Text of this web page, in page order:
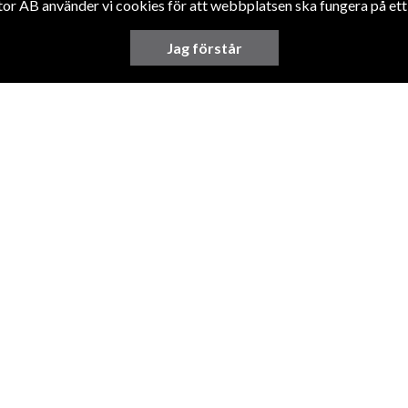
AB använder vi cookies för att webbplatsen ska fungera på
Jag förstår